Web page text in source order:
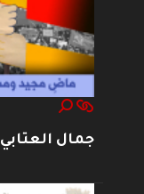
جمال العتابي